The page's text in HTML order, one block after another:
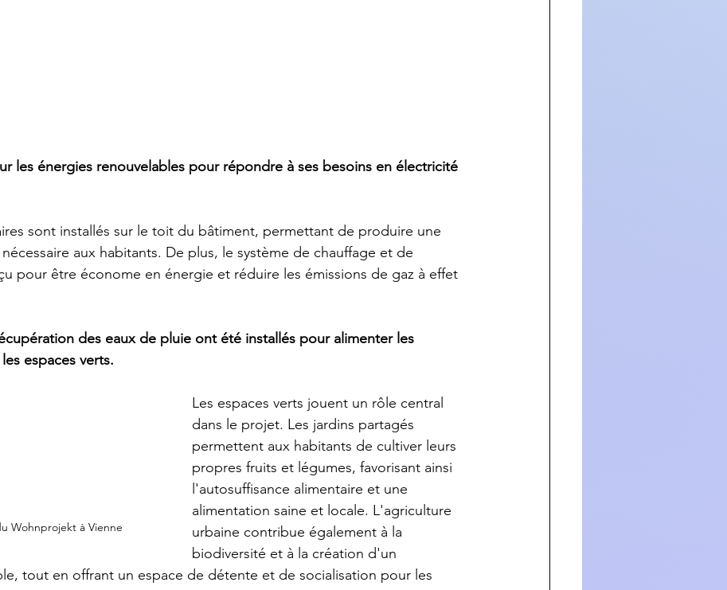
les énergies renouvelables pour répondre à ses besoins en électricité
sont installés sur le toit du bâtiment, permettant de produire une
aux habitants. De plus, le système de chauffage et de
pour être économe en énergie et réduire les émissions de gaz à effet
des eaux de pluie ont été installés pour alimenter les
espaces verts.
Wohnprojekt à Vienne
Les espaces verts jouent un rôle central
dans le projet. Les jardins partagés
permettent aux habitants de cultiver leurs
propres fruits et légumes, favorisant ainsi
l'autosuffisance alimentaire et une
alimentation saine et locale. L'agriculture
urbaine contribue également à la
biodiversité et à la création d'un
tout en offrant un espace de détente et de socialisation pour les